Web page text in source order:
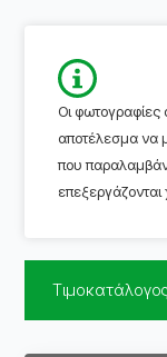
Οι
αποτέλεσμα να
που
επεξεργάζονται
Τιμοκατάλογος